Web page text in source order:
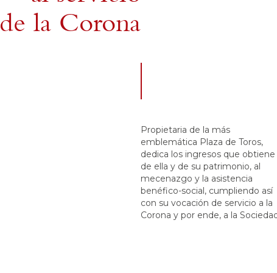
de la Corona
Propietaria de la más
emblemática Plaza de Toros,
dedica los ingresos que obtiene
de ella y de su patrimonio, al
mecenazgo y la asistencia
benéfico-social, cumpliendo así
con su vocación de servicio a la
Corona y por ende, a la